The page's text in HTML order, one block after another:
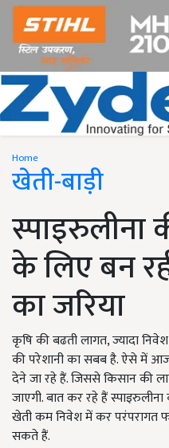
Home
खेती-बाड़ी
स्पाइरुलीना
के लिए बन
का जरिया
कृषि की बढती लागत, ज्यादा
की परेशानी का सबब है. ऐसे में
देने जा रहे हैं. जिससे किसान की
जाएगी. बात कर रहे हैं
खेती कम निवेश में कर परंपरागत
सकते हैं.